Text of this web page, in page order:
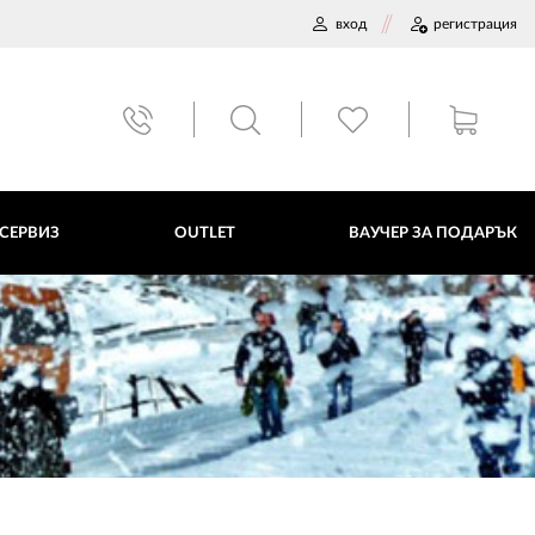
вход регистрация
OUTLET ВАУЧЕР ЗА ПОДАРЪК